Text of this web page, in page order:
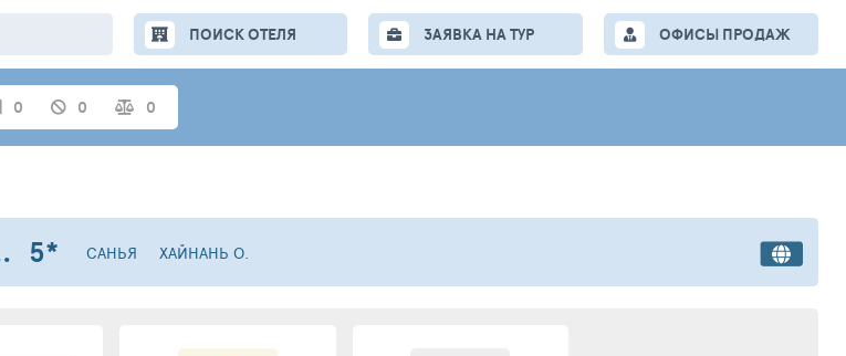
ПОИСК ОТЕЛЯ ЗАЯВКА НА ТУР ОФИСЫ ПРОДАЖ
0 0 0
AND SPA 5* САНЬЯ ХАЙНАНЬ О.